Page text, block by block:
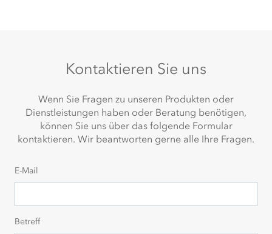
Kontaktieren Sie uns
Wenn Sie Fragen zu unseren Produkten oder
Dienstleistungen haben oder Beratung benötigen,
können Sie uns über das folgende Formular
kontaktieren. Wir beantworten gerne alle Ihre Fragen.
E-Mail
Betreff